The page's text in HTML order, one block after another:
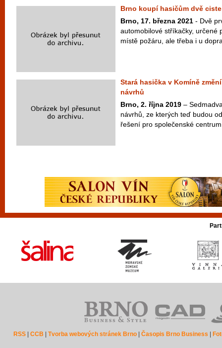
Brno koupí hasičům dvě
Brno, 17. března 2021 - Dvě
automobilové stříkačky, určené
místě požáru, ale třeba i u
Stará hasička v Komíně
návrhů
Brno, 2. října 2019 –
návrhů, ze kterých teď budou
řešení pro společenské
RSS |CCB |Tvorba webových stránek Brno |Časopis Brno Business